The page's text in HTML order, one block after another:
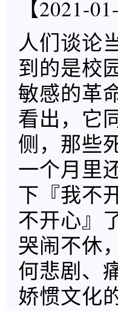
【2021-
人们谈论
到的是校
敏感的革
看出，它
侧，那些
一个月里
下『我不
不开心』
哭闹不休
何悲剧、
娇惯文化